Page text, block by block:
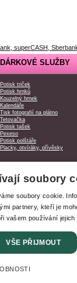
DÁRKOVÉ SLUŽBY
Potisk triček
Potisk hrnků
Kouzelný hrnek
Kalendáře
Tisk fotografií na plátno
Tetovačka
Potisk tašek
Pexeso
Potisk polštáře
Placky, otvíráky, přívěsky
soubory
soubory cookie.
partnery, kteří je
vašem používání
VŠE PŘIJMOUT